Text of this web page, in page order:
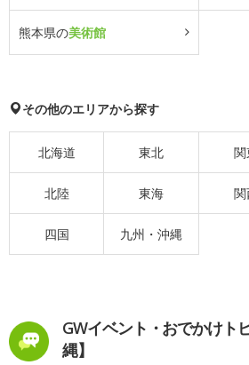
熊本県の美術館
その他のエリアから探す
北海道 東北 関
北陸 東海
四国 九州・沖縄
GWイベント・おでかけト
縄】